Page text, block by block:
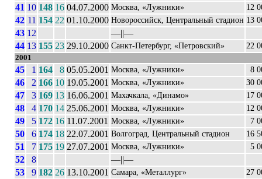
41 10 148 16 04.07.2000 Москва, «Лужники» 12
42 11 154 22 01.10.2000 Новороссийск, Центральный стадион 13
43 12
––||––
44 13 155 23 29.10.2000 Санкт-Петербург, «Петровский» 22
2001
45 1 164 8 05.05.2001 Москва, «Лужники» 8
46 2 166 10 19.05.2001 Москва, «Лужники» 30
47 3 169 13 16.06.2001 Махачкала, «Динамо» 17
48 4 170 14 25.06.2001 Москва, «Лужники» 12
49 5 172 16 11.07.2001 Москва, «Лужники» 7
50 6 174 18 22.07.2001 Волгоград, Центральный стадион 16
51 7 175 19 27.07.2001 Москва, «Лужники» 5
52 8
––||––
53
9 182 26 13.10.2001 Самара, «Металлург» 27